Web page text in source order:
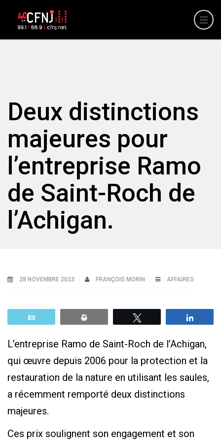
Deux distinctions
majeures pour
l’entreprise Ramo
de Saint-Roch de
l’Achigan.
28 NOVEMBRE 2023 FRANÇOIS MORIN AFFAIRES
L’entreprise Ramo de Saint-Roch de l’Achigan,
qui œuvre depuis 2006 pour la protection et la
restauration de la nature en utilisant les saules,
a récemment remporté deux distinctions
majeures.
Ces prix soulignent son engagement et son